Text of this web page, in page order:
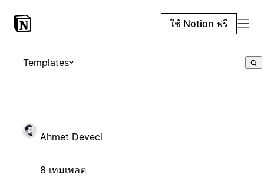
ใช้ Notion ฟรี
Templates
Ahmet Deveci
8 เทมเพลต